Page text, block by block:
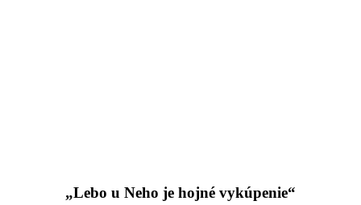
„Lebo u Neho je hojné vykúpenie“